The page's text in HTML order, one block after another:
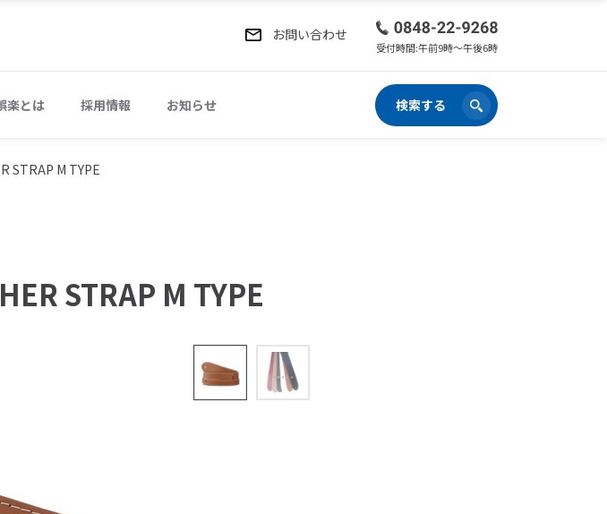
お問い合わせ
受付時間:午前9時〜午後6時
楽とは 採用情報 お知らせ 検索する
STRAP M TYPE
STRAP M TYPE